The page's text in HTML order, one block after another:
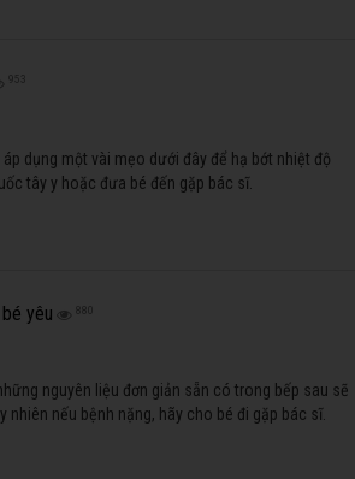
953
dụng một vài mẹo dưới đây để hạ bớt nhiệt độ
tây y hoặc đưa bé đến gặp bác sĩ.
yêu 880
nguyên liệu đơn giản sẵn có trong bếp sau sẽ
nhiên nếu bệnh nặng, hãy cho bé đi gặp bác sĩ.